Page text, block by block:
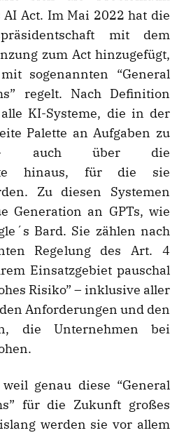
Act. Im Mai 2022 hat die
mit dem
zum Act hinzugefügt,
sogenannten “General
regelt. Nach Definition
KI-Systeme, die in der
Palette an Aufgaben zu
– auch über die
hinaus, für die sie
Zu diesen Systemen
Generation an GPTs, wie
Bard. Sie zählen nach
Regelung des Art. 4
Einsatzgebiet pauschal
Risiko” – inklusive aller
Anforderungen und den
die Unternehmen bei
genau diese “General
für die Zukunft großes
werden sie vor allem